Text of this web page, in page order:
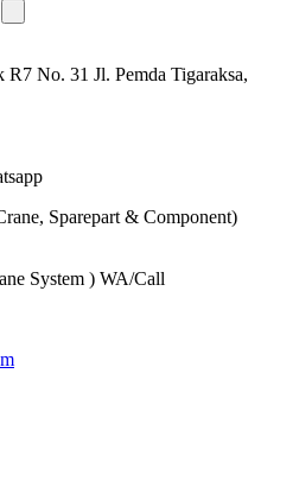
No. 31 Jl. Pemda Tigaraksa,
Sparepart & Component)
System ) WA/Call